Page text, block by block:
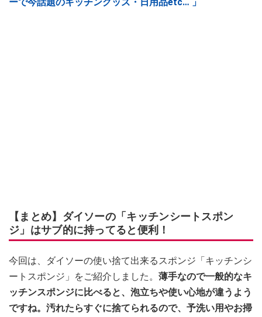
【まとめ】ダイソーの「キッチンシートスポン
ジ」はサブ的に持ってると便利！
今回は、ダイソーの使い捨て出来るスポンジ「キッチンシ
ートスポンジ」をご紹介しました。 薄手なので一般的なキ
ッチンスポンジに比べると、泡立ちや使い心地が違うよう
ですね。汚れたらすぐに捨てられるので、予洗い用やお掃